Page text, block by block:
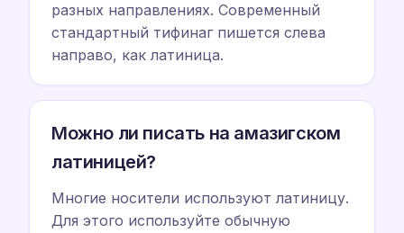
разных направлениях. Современный
стандартный тифинаг пишется слева
направо, как латиница.
Можно ли писать на амазигском
латиницей?
Многие носители используют латиницу.
Для этого используйте обычную